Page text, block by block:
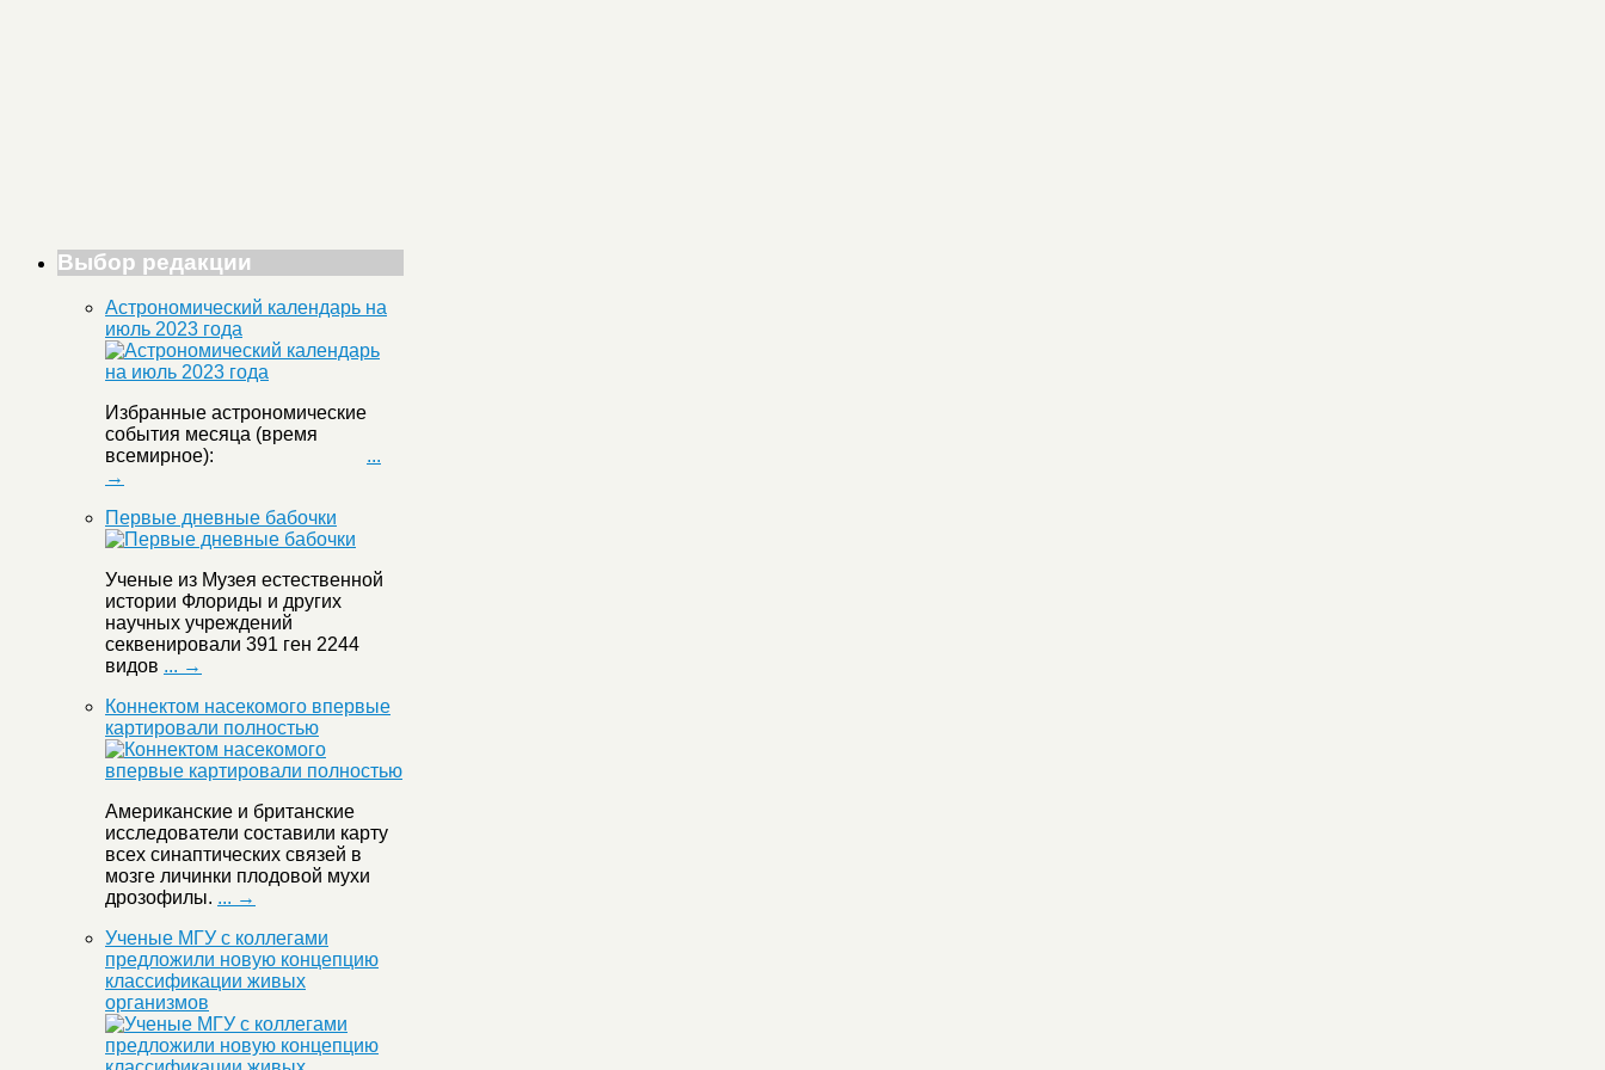
Выбор редакции
Астрономический календарь на
июль 2023 года
Избранные астрономические
события месяца (время
всемирное): ...
→
Первые дневные бабочки
Ученые из Музея естественной
истории Флориды и других
научных учреждений
секвенировали 391 ген 2244
видов ... →
Коннектом насекомого впервые
картировали полностью
Американские и британские
исследователи составили карту
всех синаптических связей в
мозге личинки плодовой мухи
дрозофилы. ... →
Ученые МГУ с коллегами
предложили новую концепцию
классификации живых
организмов